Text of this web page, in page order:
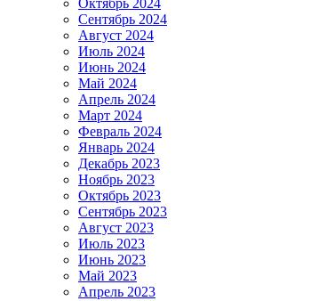
Октябрь 2024
Сентябрь 2024
Август 2024
Июль 2024
Июнь 2024
Май 2024
Апрель 2024
Март 2024
Февраль 2024
Январь 2024
Декабрь 2023
Ноябрь 2023
Октябрь 2023
Сентябрь 2023
Август 2023
Июль 2023
Июнь 2023
Май 2023
Апрель 2023